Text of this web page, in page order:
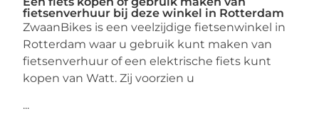
fietsenverhuur bij deze winkel in Rotterdam
ZwaanBikes is een veelzijdige fietsenwinkel in
Rotterdam waar u gebruik kunt maken van
fietsenverhuur of een elektrische fiets kunt
kopen van Watt. Zij voorzien u
...